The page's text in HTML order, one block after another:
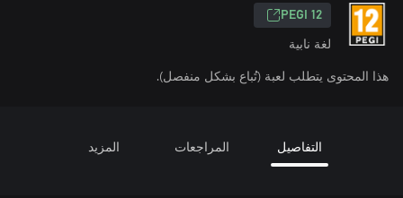
PEGI 12
لغة نابية
هذا المحتوى يتطلب لعبة (تُباع بشكل منفصل).
التفاصيل المراجعات المزيد